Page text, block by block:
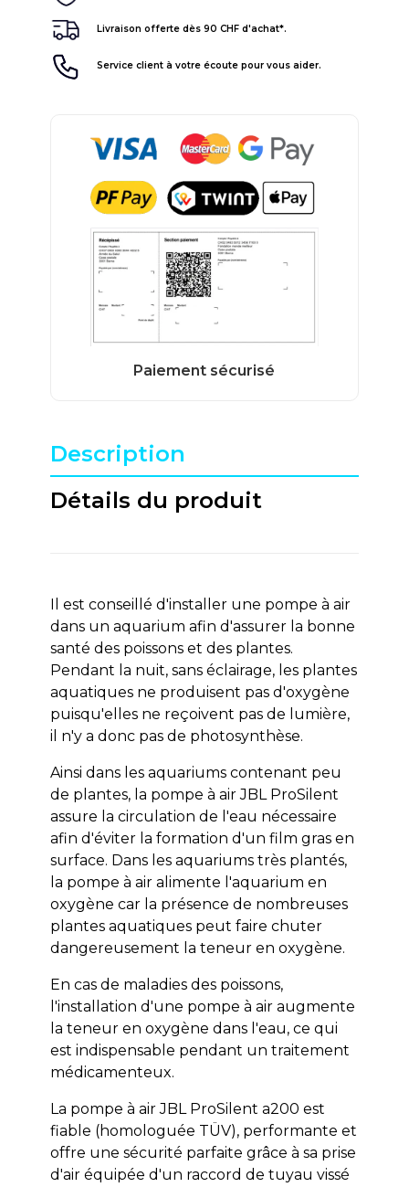
Livraison offerte dès 90 CHF d'achat*.
Service client à votre écoute pour vous aider.
Description
Détails du produit
Il est conseillé d'installer une pompe à air
dans un aquarium afin d'assurer la bonne
santé des poissons et des plantes.
Pendant la nuit, sans éclairage, les plantes
aquatiques ne produisent pas d'oxygène
puisqu'elles ne reçoivent pas de lumière,
il n'y a donc pas de photosynthèse.
Ainsi dans les aquariums contenant peu
de plantes, la pompe à air JBL ProSilent
assure la circulation de l'eau nécessaire
afin d'éviter la formation d'un film gras en
surface. Dans les aquariums très plantés,
la pompe à air alimente l'aquarium en
oxygène car la présence de nombreuses
plantes aquatiques peut faire chuter
dangereusement la teneur en oxygène.
En cas de maladies des poissons,
l'installation d'une pompe à air augmente
la teneur en oxygène dans l'eau, ce qui
est indispensable pendant un traitement
médicamenteux.
La pompe à air JBL ProSilent a200 est
fiable (homologuée TÜV), performante et
offre une sécurité parfaite grâce à sa prise
d'air équipée d'un raccord de tuyau vissé